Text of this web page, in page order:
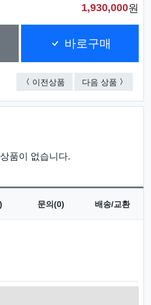
1,930,000원
바로구매
이전상품 2201-2-카렌다-(남여)
다음 상품 400원
품이 없습니다.
문의(0) 배송/교환